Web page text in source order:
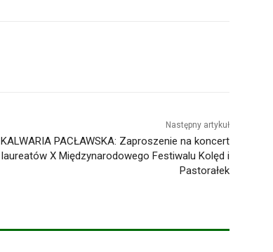
Następny artykuł
KALWARIA PACŁAWSKA: Zaproszenie na koncert
laureatów X Międzynarodowego Festiwalu Kolęd i
Pastorałek